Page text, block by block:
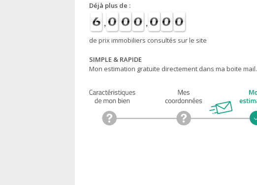
Déjà plus de :
de prix immobiliers consultés sur le site
SIMPLE & RAPIDE
Mon estimation gratuite directement dans ma boite mail.